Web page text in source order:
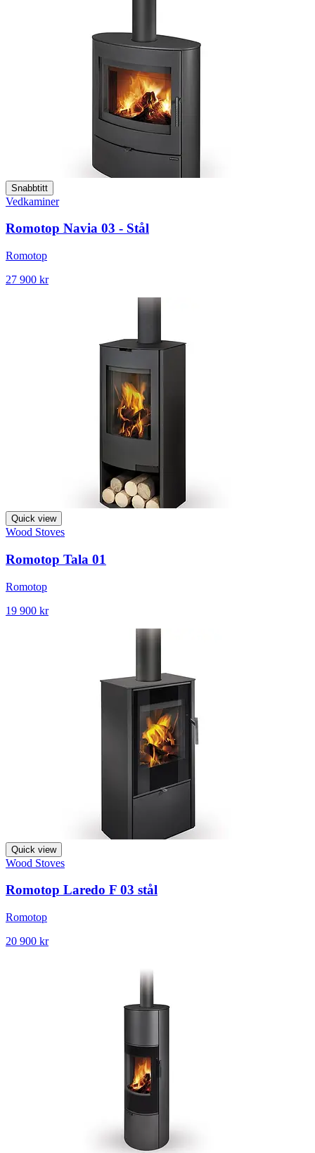
Snabbtitt
Vedkaminer
Romotop Navia 03 - Stål
Romotop
27 900 kr
Quick view
Wood Stoves
Romotop Tala 01
Romotop
19 900 kr
Quick view
Wood Stoves
Romotop Laredo F 03 stål
Romotop
20 900 kr